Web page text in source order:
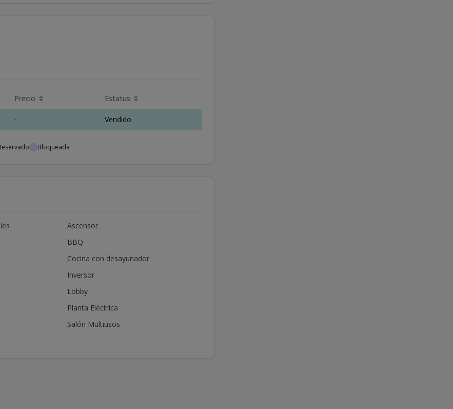
Precio Estatus
- Vendido
Bloqueada
Ascensor
BBQ
Cocina con desayunador
Inversor
Lobby
Planta Eléctrica
Salón Multiusos